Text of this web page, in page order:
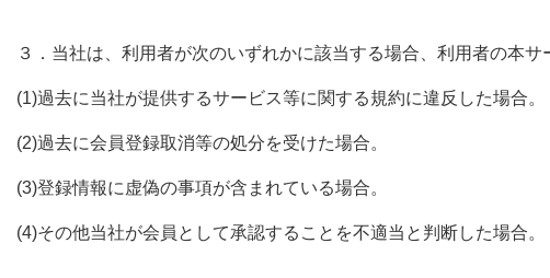
３．当社は、利用者が次のいずれかに該当する場合、利用者の本サ
(1)過去に当社が提供するサービス等に関する規約に違反した場合。
(2)過去に会員登録取消等の処分を受けた場合。
(3)登録情報に虚偽の事項が含まれている場合。
(4)その他当社が会員として承認することを不適当と判断した場合。